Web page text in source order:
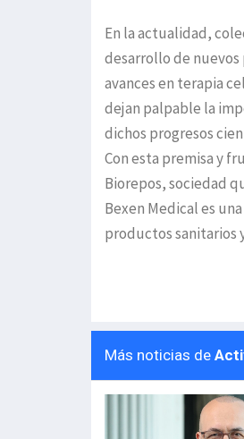
En la actualidad,
desarrollo de nuevos
avances en terapia
dejan palpable la
dichos progresos
Con esta premisa y
Biorepos, sociedad
Bexen Medical es
productos sanitarios
Más noticias de